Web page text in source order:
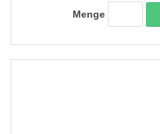
Menge